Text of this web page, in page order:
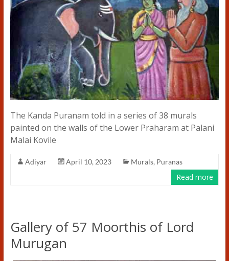
The Kanda Puranam told in a series of 38 murals
painted on the walls of the Lower Praharam at Palani
Malai Kovile
Adiyar April 10, 2023 Murals, Puranas
Read more
Gallery of 57 Moorthis of Lord
Murugan